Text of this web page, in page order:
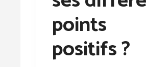
points
positifs ?